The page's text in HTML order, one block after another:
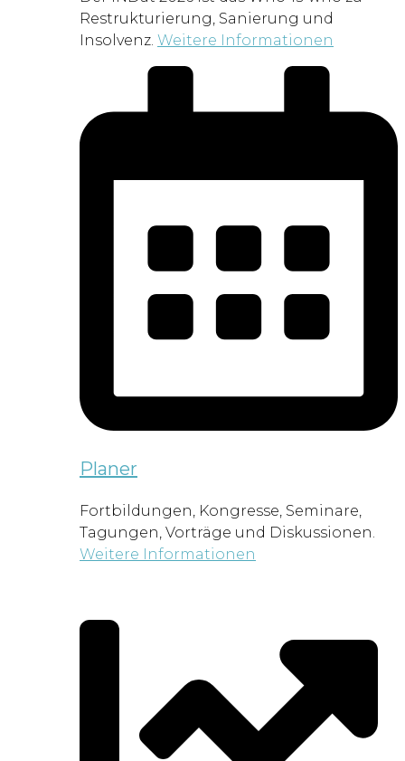
Restrukturierung, Sanierung und
Insolvenz. Weitere Informationen
Planer
Fortbildungen, Kongresse, Seminare,
Tagungen, Vorträge und Diskussionen.
Weitere Informationen